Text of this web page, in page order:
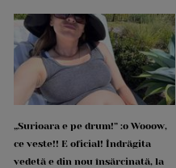
„Surioara e pe drum!” :o Wooow,
ce veste!! E oficial! Îndrăgita
vedetă e din nou însărcinată, la